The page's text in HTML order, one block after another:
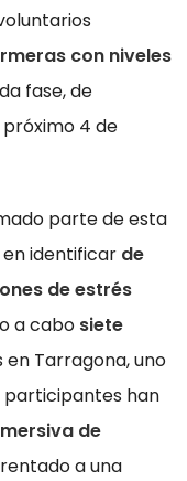
con niveles
fase, de
4 de
parte de esta
identificar de
de estrés
a cabo siete
en Tarragona, uno
participantes han
de
a una